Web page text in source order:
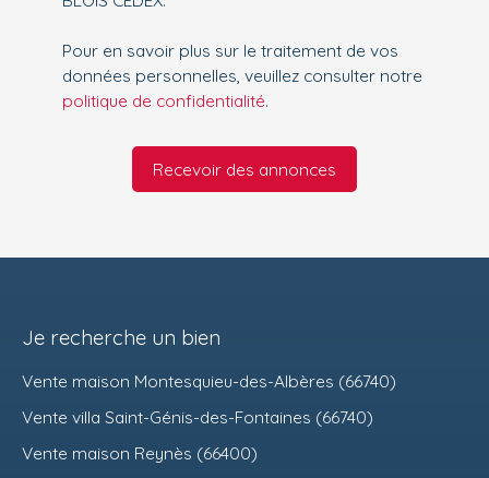
Pour en savoir plus sur le traitement de vos
données personnelles, veuillez consulter notre
politique de confidentialité.
Recevoir des annonces
Je recherche un bien
Vente maison Montesquieu-des-Albères (66740)
Vente villa Saint-Génis-des-Fontaines (66740)
Vente maison Reynès (66400)